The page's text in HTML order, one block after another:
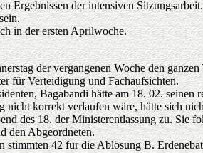
Ergebnissen der intensiven Sitzungsarbeit.
in der ersten Aprilwoche.
der vergangenen Woche den
für Verteidigung und Fachaufsichten.
Bagabandi hätte am 18. 02.
nicht korrekt verlaufen wäre, hätte sich
des 18. der Ministerentlassung zu. Sie
den Abgeordneten.
stimmten 42 für die Ablösung B.